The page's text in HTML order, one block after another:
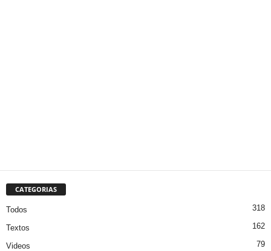
CATEGORIAS
Todos 318
Textos 162
Videos 79